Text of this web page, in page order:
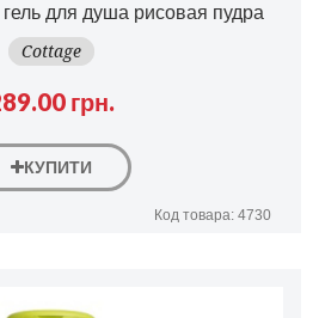
для душа рисовая пудра
Cottage
грн.
КУПИТИ
Код товара: 4730